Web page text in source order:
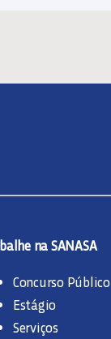
na SANASA
Concurso Público
Estágio
Serviços